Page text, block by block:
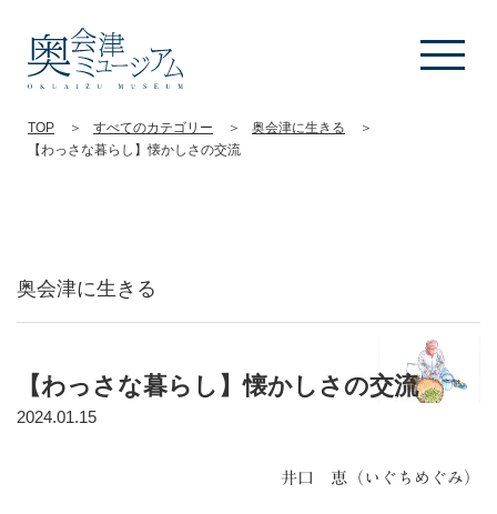
TOP すべてのカテゴリー
奥会津に生きる
【わっさな暮らし】懐かしさの交流
奥会津に生きる
【わっさな暮らし】懐かしさの交流
2024.01.15
井口 恵（いぐちめぐみ）